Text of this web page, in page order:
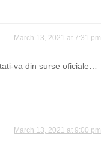
March 13, 2021 at 7:31 pm
va din surse oficiale…
March 13, 2021 at 9:00 pm